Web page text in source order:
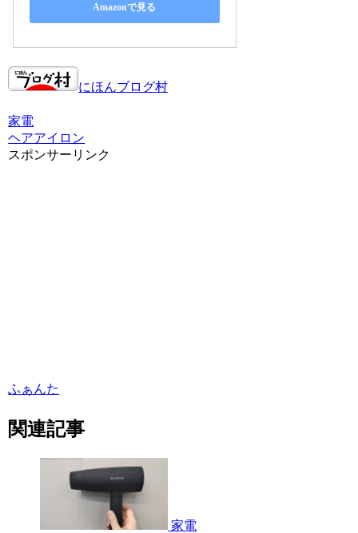
Amazonで見る
にほんブログ村
家電
ヘアアイロン
スポンサーリンク
ふぁんた
関連記事
家電